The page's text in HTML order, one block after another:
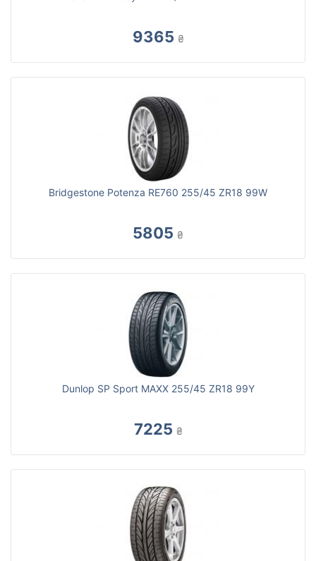
9365 ₴
Bridgestone Potenza RE760 255/45 ZR18 99W
5805 ₴
Dunlop SP Sport MAXX 255/45 ZR18 99Y
7225 ₴